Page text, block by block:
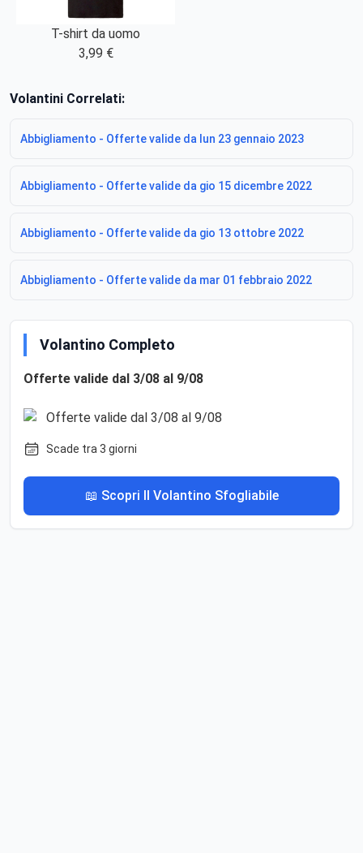
T-shirt da uomo
3,99 €
Volantini Correlati:
Abbigliamento - Offerte valide da lun 23 gennaio 2023
Abbigliamento - Offerte valide da gio 15 dicembre 2022
Abbigliamento - Offerte valide da gio 13 ottobre 2022
Abbigliamento - Offerte valide da mar 01 febbraio 2022
Volantino Completo
Offerte valide dal 3/08 al 9/08
Scade tra 3 giorni
📖 Scopri Il Volantino Sfogliabile